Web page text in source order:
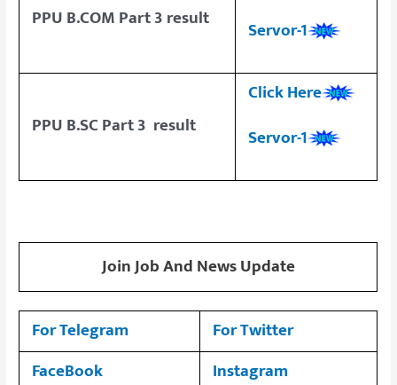
PPU B.COM Part 3 result
Servor-1
PPU B.SC Part 3 result
Click Here
Servor-1
Join Job And News Update
For Telegram
For Twitter
FaceBook
Instagram